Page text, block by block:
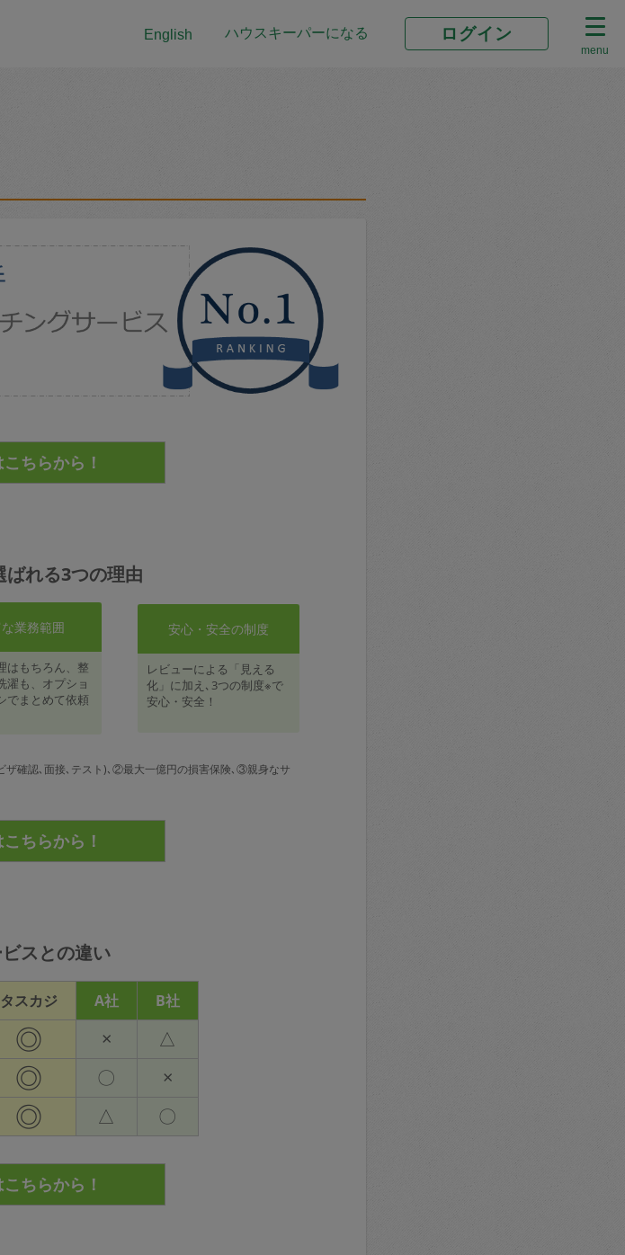
English ハウスキーパーになる ログイン
menu
ばれる3つの理由
業務範囲
はもちろん、整
濯も、オプショ
でまとめて依頼
安心・安全の制度
レビューによる「見える
化」に加え､3つの制度※で
安心・安全！
確認､面接､テスト)､②最大一億円の損害保険､③親身なサ
スとの違い
タスカジ A社
B社
◎ × △
◎ 〇 ×
◎ △ 〇